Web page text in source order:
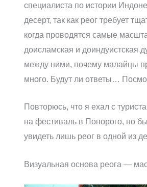
специалиста по истории
десерт, так как реог требует
когда проводятся самые
доисламская и доиндуистская
между ними, почему малайцы
много. Будут ли ответы…
Повторюсь, что я ехал с
на фестиваль в Понорого, но
увидеть лишь реог в одной из
Визуальная основа реога —